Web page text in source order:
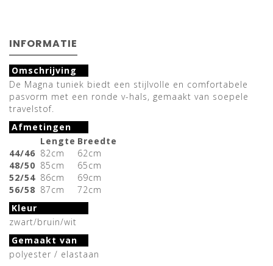
INFORMATIE
Omschrijving
De Magna tuniek biedt een stijlvolle en comfortabele
pasvorm met een ronde v-hals, gemaakt van soepele
travelstof.
Afmetingen
Lengte Breedte
44/46 82cm
62cm
48/50 85cm
65cm
52/54 86cm
69cm
56/58 87cm
72cm
Kleur
zwart/bruin/wit
Gemaakt van
polyester / elastaan